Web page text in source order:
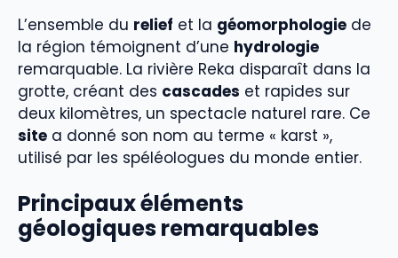
L’ensemble du relief et la géomorphologie de
la région témoignent d’une hydrologie
remarquable. La rivière Reka disparaît dans la
grotte, créant des cascades et rapides sur
deux kilomètres, un spectacle naturel rare. Ce
site a donné son nom au terme « karst »,
utilisé par les spéléologues du monde entier.
Principaux éléments
géologiques remarquables